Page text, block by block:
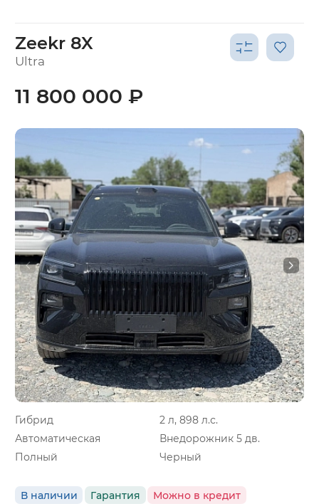
Zeekr 8X
Ultra
Гибрид
2 л, 898 л.с.
Автоматическая
Внедорожник 5 дв.
Полный
Черный
В наличии Гарантия Можно в кредит
11 800 000 ₽